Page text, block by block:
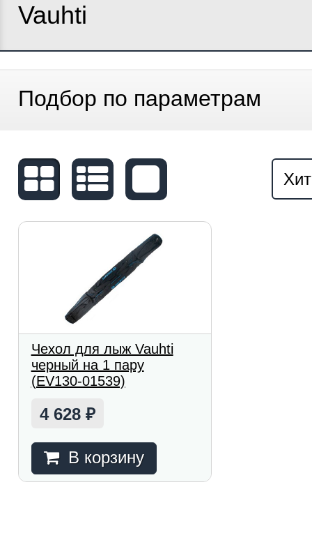
Vauhti
Подбор по параметрам
Чехол для лыж Vauhti
черный на 1 пару
(EV130-01539)
4 628 ₽
В корзину